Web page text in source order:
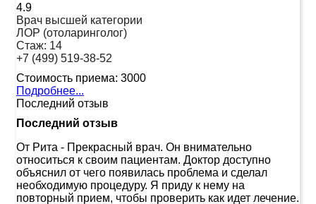
4.9
Врач высшей категории
ЛОР (отоларинголог)
Стаж: 14
+7 (499) 519-38-52
Стоимость приема: 3000
Подробнее...
Последний отзыв
Последний отзыв
От Рита - Прекрасный врач. Он внимательно
относиться к своим пациентам. Доктор доступно
объяснил от чего появилась проблема и сделал
необходимую процедуру. Я приду к нему на
повторный прием, чтобы проверить как идет лечение.